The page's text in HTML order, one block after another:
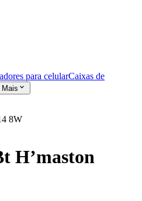
para celularCaixas de
Mais
8W
H’maston